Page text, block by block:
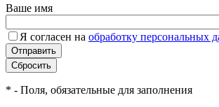
Ваше имя
Я согласен на обработку персональных
* - Поля, обязательные для заполнения